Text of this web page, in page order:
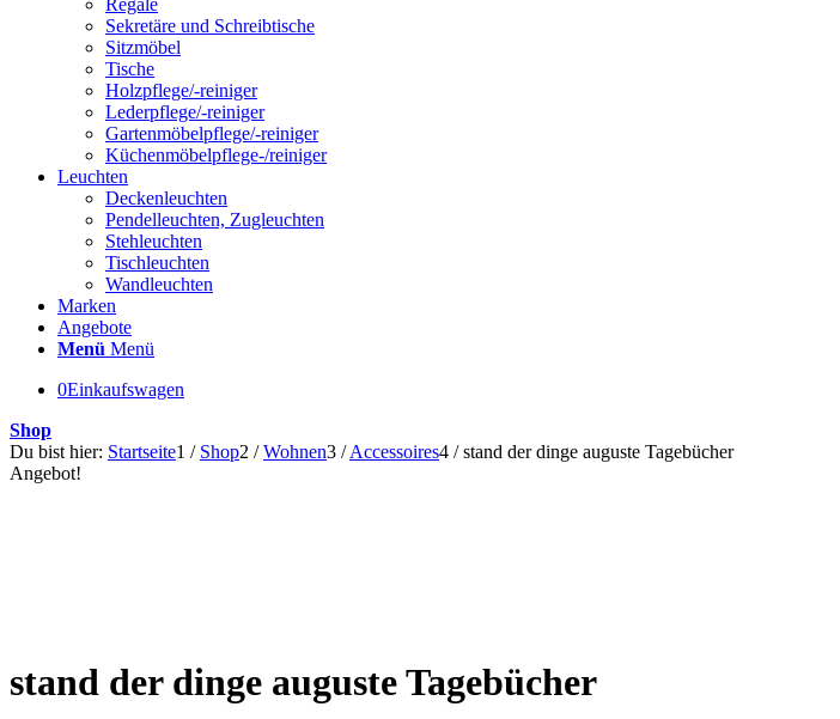
Regale
Sekretäre und Schreibtische
Sitzmöbel
Tische
Holzpflege/-reiniger
Lederpflege/-reiniger
Gartenmöbelpflege/-reiniger
Küchenmöbelpflege-/reiniger
Leuchten
Deckenleuchten
Pendelleuchten, Zugleuchten
Stehleuchten
Tischleuchten
Wandleuchten
Marken
Angebote
Menü Menü
0Einkaufswagen
Shop
Du bist hier: Startseite1 / Shop2 / Wohnen3 / Accessoires4 / stand der dinge auguste Tagebücher
Angebot!
stand der dinge auguste Tagebücher